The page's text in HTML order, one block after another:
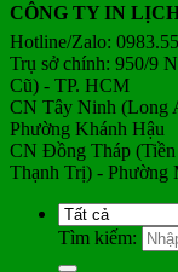
CÔNG TY IN
Hotline/Zalo:
Trụ sở chính: 950/9
Cũ) - TP. HCM
CN Tây Ninh (Long
Phường Khánh Hậu
CN Đồng Tháp
Thạnh Trị) - Phường
Tìm kiếm: